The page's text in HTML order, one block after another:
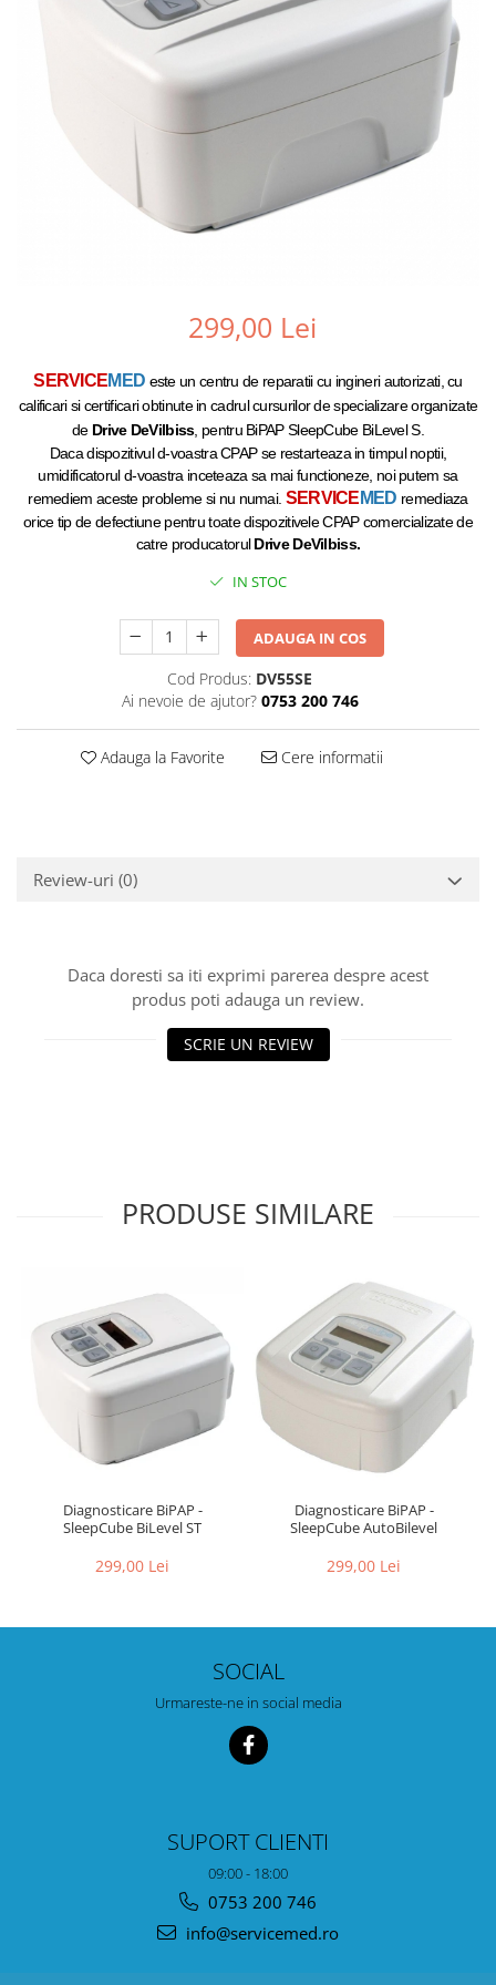
299,00 Lei
SERVICEMED este un centru de reparatii cu ingineri autorizati, cu
calificari si certificari obtinute in cadrul cursurilor de specializare organizate
de Drive DeVilbiss, pentru BiPAP SleepCube BiLevel S.
Daca dispozitivul d-voastra CPAP se restarteaza in timpul noptii,
umidificatorul d-voastra inceteaza sa mai functioneze, noi putem sa
remediem aceste probleme si nu numai. SERVICE MED remediaza
orice tip de defectiune pentru toate dispozitivele CPAP comercializate de
catre producatorulDriveDeVilbiss.
IN STOC
ADAUGA IN COS
Cod Produs: DV55SE
Ai nevoie de ajutor? 0753 200 746
Adauga la Favorite Cere informatii
Review-uri (0)
Daca doresti sa iti exprimi parerea despre acest
produs poti adauga un review.
SCRIE UN REVIEW
PRODUSE SIMILARE
Diagnosticare BiPAP -
SleepCube BiLevel ST
299,00 Lei
Diagnosticare BiPAP -
SleepCube AutoBilevel
299,00 Lei
SOCIAL
Urmareste-ne in social media
SUPORT CLIENTI
09:00 - 18:00
0753 200 746
info@servicemed.ro